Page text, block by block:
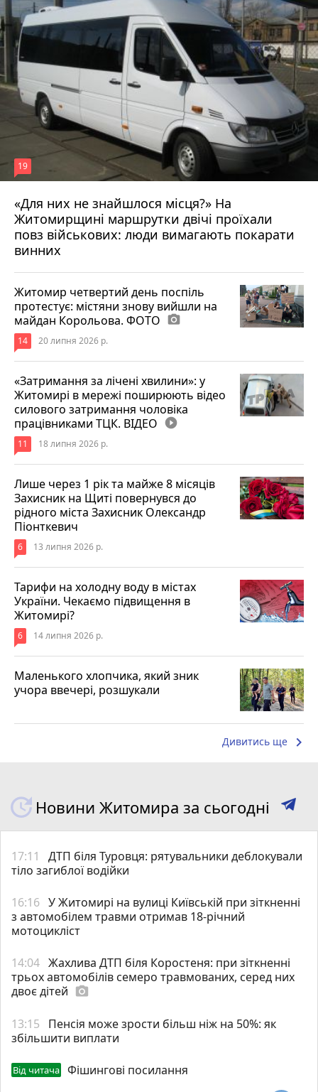
«Для них не знайшлося місця?» На
Житомирщині маршрутки двічі проїхали
повз військових: люди вимагають покарати
винних
19
17 липня 2026 р.
Житомир четвертий день поспіль
протестує: містяни знову вийшли на
майдан Корольова. ФОТО photo_camera
14 20 липня 2026 р.
«Затримання за лічені хвилини»: у
Житомирі в мережі поширюють відео
силового затримання чоловіка
працівниками ТЦК. ВІДЕО play_circle_filled
11 18 липня 2026 р.
Лише через 1 рік та майже 8 місяців
Захисник на Щиті повернувся до
рідного міста Захисник Олександр
Піонткевич
6 13 липня 2026 р.
Тарифи на холодну воду в містах
України. Чекаємо підвищення в
Житомирі?
6 14 липня 2026 р.
Маленького хлопчика, який зник
учора ввечері, розшукали
Дивитись ще keyboard_arrow_right
Новини Житомира за сьогодні
17:11
ДТП біля Туровця: рятувальники деблокували
тіло загиблої водійки
16:16 У Житомирі на вулиці Київській при зіткненні
з автомобілем травми отримав 18-річний
мотоцикліст
14:04 Жахлива ДТП біля Коростеня: при зіткненні
трьох автомобілів семеро травмованих, серед них
двоє дітей photo_camera
13:15
Пенсія може зрости більш ніж на 50%: як
збільшити виплати
Від читача Фішингові посилання